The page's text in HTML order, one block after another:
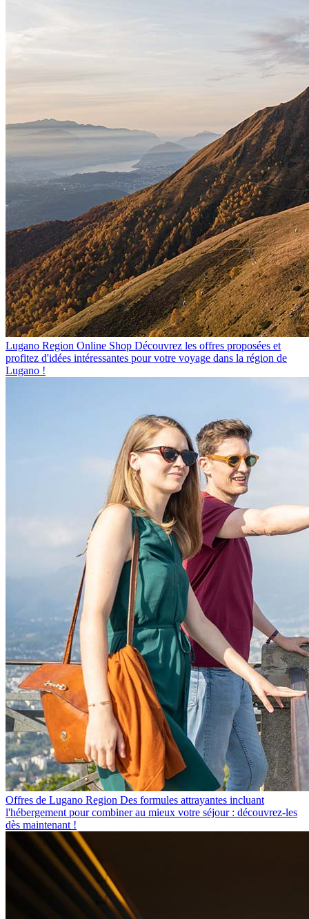
Lugano Region Online Shop Découvrez les offres proposées et
profitez d'idées intéressantes pour votre voyage dans la région de
Lugano !
Offres de Lugano Region Des formules attrayantes incluant
l'hébergement pour combiner au mieux votre séjour : découvrez-les
dès maintenant !